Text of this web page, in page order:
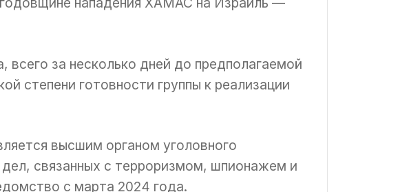
за несколько дней до предполагаемой
степени готовности группы к реализации
высшим органом уголовного
связанных с терроризмом, шпионажем и
с марта 2024 года.